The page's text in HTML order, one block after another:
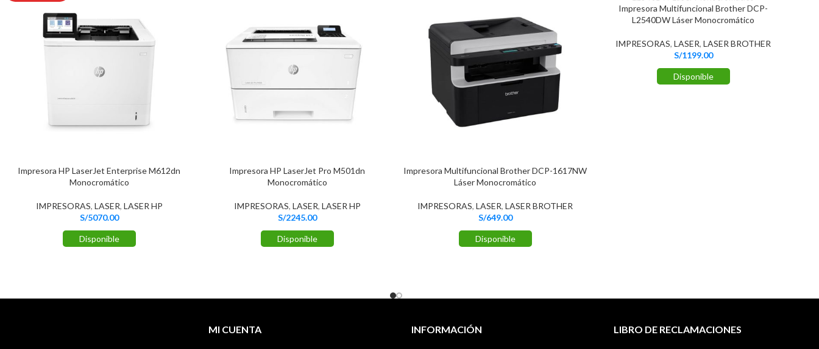
Impresora HP LaserJet Enterprise M612dn
Monocromático
IMPRESORAS, LASER, LASER HP
S/5070.00
Disponible
Impresora HP LaserJet Pro M501dn
Monocromático
IMPRESORAS, LASER, LASER HP
S/2245.00
Disponible
Impresora Multifuncional Brother DCP-1617NW
Láser Monocromático
IMPRESORAS, LASER, LASER BROTHER
S/649.00
Disponible
Impresora Multifuncional Brother DCP-
L2540DW Láser Monocromático
IMPRESORAS, LASER, LASER BROTHER
S/1199.00
Disponible
MI CUENTA INFORMACIÓN LIBRO DE RECLAMACIONES